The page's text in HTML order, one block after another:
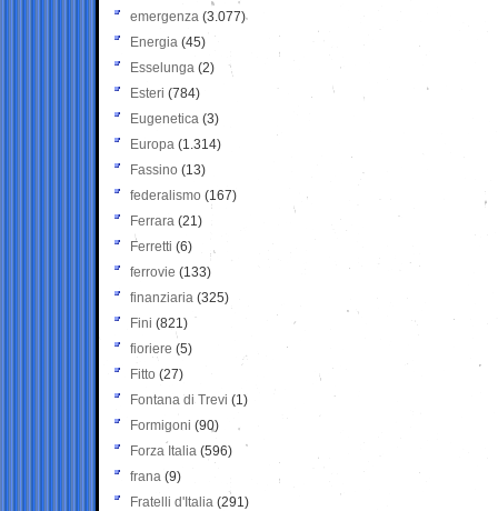
emergenza (3.077)
Energia (45)
Esselunga (2)
Esteri (784)
Eugenetica (3)
Europa (1.314)
Fassino (13)
federalismo (167)
Ferrara (21)
Ferretti (6)
ferrovie (133)
finanziaria (325)
Fini (821)
fioriere (5)
Fitto (27)
Fontana di Trevi (1)
Formigoni (90)
Forza Italia (596)
frana (9)
Fratelli d'Italia (291)